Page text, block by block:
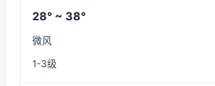
28° ~ 38°
微风
1-3级